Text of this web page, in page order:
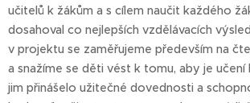
učitelů k žákům a s cílem naučit každého
dosahoval co nejlepších vzdělávacích
v projektu se zaměřujeme především na
a snažíme se děti vést k tomu, aby je učení
jim přinášelo užitečné dovednosti a